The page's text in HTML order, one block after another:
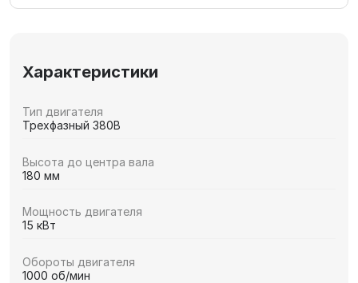
Характеристики
Тип двигателя
Трехфазный 380В
Высота до центра вала
180 мм
Мощность двигателя
15 кВт
Обороты двигателя
1000 об/мин